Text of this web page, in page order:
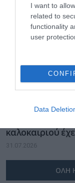
I want to
related to
functionality
user
Data
Τεχνητή
δεν είναι
νέα τεχνολογία,
μια νέα
για τη
των ελληνικών
επιχειρήσεων στον
χώρο της
31.07.2026
Η πιο
καλοκαιριού
υπογραφή της
31.07.2026
ΟΛΗ